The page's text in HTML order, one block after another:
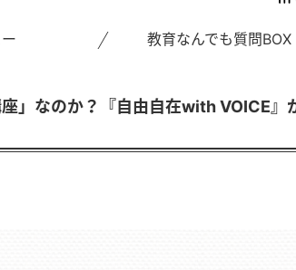
教育なんでも質問BOX
」なのか？『自由自在with VOICE』